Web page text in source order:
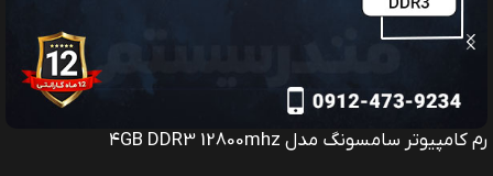
رم کامپیوتر Kingston 4GB DDR3 1600MHz